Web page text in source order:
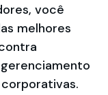
você
melhores